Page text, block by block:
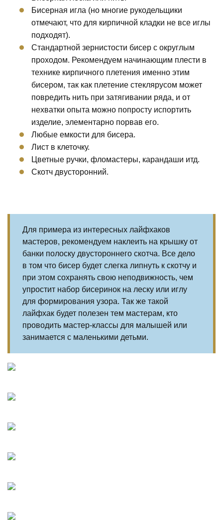
Бисерная игла (но многие рукодельщики
отмечают, что для кирпичной кладки не все иглы
подходят).
Стандартной зернистости бисер с округлым
проходом. Рекомендуем начинающим плести в
технике кирпичного плетения именно этим
бисером, так как плетение стеклярусом может
повредить нить при затягивании ряда, и от
нехватки опыта можно попросту испортить
изделие, элементарно порвав его.
Любые емкости для бисера.
Лист в клеточку.
Цветные ручки, фломастеры, карандаши итд.
Скотч двусторонний.
Для примера из интересных лайфхаков
мастеров, рекомендуем наклеить на крышку от
банки полоску двустороннего скотча. Все дело
в том что бисер будет слегка липнуть к скотчу и
при этом сохранять свою неподвижность, чем
упростит набор бисеринок на леску или иглу
для формирования узора. Так же такой
лайфхак будет полезен тем мастерам, кто
проводить мастер-классы для малышей или
занимается с маленькими детьми.